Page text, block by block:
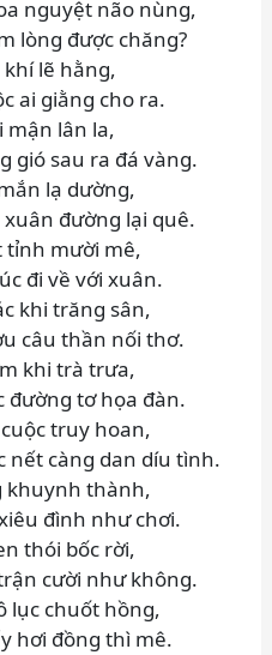
nguyệt não nùng,
lòng được chăng?
lẽ hằng,
ai giằng cho ra.
mận lân la,
gió sau ra đá vàng.
lạ dường,
đường lại quê.
tỉnh mười mê,
đi về với xuân.
khi trăng sân,
câu thần nối thơ.
khi trà trưa,
đường tơ họa đàn.
truy hoan,
nết càng dan díu tình.
khuynh thành,
đình như chơi.
thói bốc rời,
cười như không.
lục chuốt hồng,
hơi đồng thì mê.